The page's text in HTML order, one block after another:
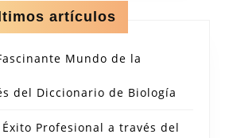
artículos
Mundo de la
del Diccionario de Biología
Profesional a través del